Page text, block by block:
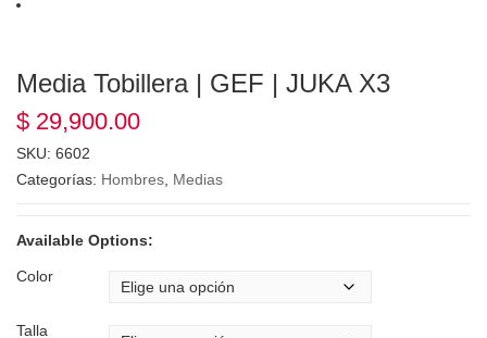
Media Tobillera | GEF | JUKA X3
$ 29,900.00
SKU: 6602
Categorías: Hombres Medias
Available Options:
Color
Talla